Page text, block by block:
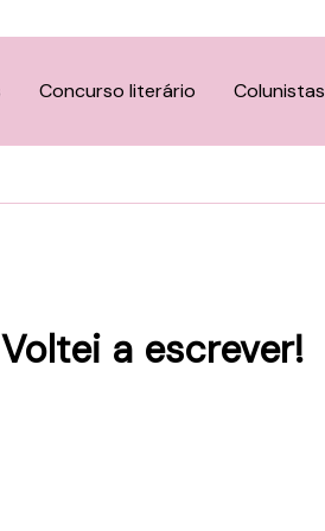
Concurso literário Colunistas
a escrever!